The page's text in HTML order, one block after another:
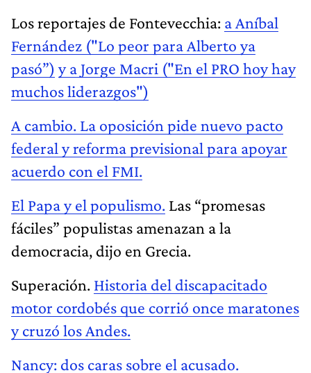
Los reportajes de Fontevecchia: a Aníbal
Fernández ("Lo peor para Alberto ya
pasó”) y a Jorge Macri ("En el PRO hoy hay
muchos liderazgos")
A cambio. La oposición pide nuevo pacto
federal y reforma previsional para apoyar
acuerdo con el FMI.
El Papa y el populismo. Las “promesas
fáciles” populistas amenazan a la
democracia, dijo en Grecia.
Superación. Historia del discapacitado
motor cordobés que corrió once maratones
y cruzó los Andes.
Nancy: dos caras sobre el acusado.